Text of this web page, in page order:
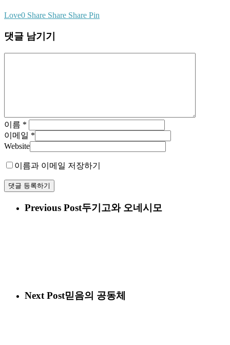
Love0 Share Share Share Pin
댓글 남기기
이름 *
이메일 *
Website
이름과 이메일 저장하기
Previous Post두기고와 오네시모
Next Post믿음의 공동체